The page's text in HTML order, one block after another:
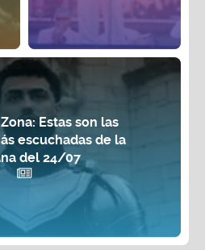
Estas son las
escuchadas de la
del 24/07